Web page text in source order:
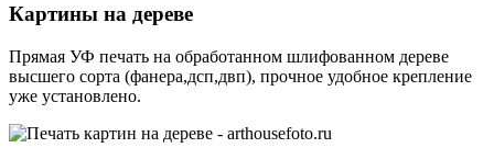
Картины на дереве
Прямая УФ печать на обработанном шлифованном дереве
высшего сорта (фанера,дсп,двп), прочное удобное крепление
уже установлено.